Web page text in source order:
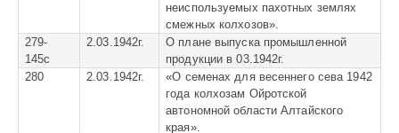
неиспользуемых пахотных землях
смежных колхозов».
279-
145с
2.03.1942г.
О плане выпуска промышленной
продукции в 03.1942г.
280
2.03.1942г. «О семенах для весеннего сева 1942
года колхозам Ойротской
автономной области Алтайского
края».